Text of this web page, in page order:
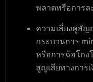
พลาดหรือการล
ความเสี่ยงคู่สัญ
กระบวนการ
หรือการฉ้อโกง
สูญเสียทางการ